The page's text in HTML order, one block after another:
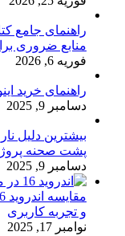
راهنمای جامع
منابع ضروری
فوریه 6, 2026
راهنمای خرید
دسامبر 9, 2025
بیشترین دلیل
پشت صحنه
دسامبر 9, 2025
و تجربه کاربری
نوامبر 17, 2025